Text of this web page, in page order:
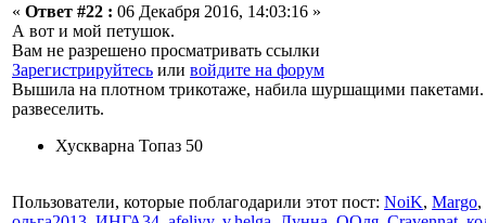
« Ответ #22 : 06 Декабря 2016, 14:03:16 »
А вот и мой петушок.
Вам не разрешено просматривать ссылки
Зарегистрируйтесь или войдите на форум
Вышила на плотном трикотаже, набила шуршащими пакетами.
развеселить.
Хускварна Топаз 50
Пользователи, которые поблагодарили этот пост: NoiK, Margo,